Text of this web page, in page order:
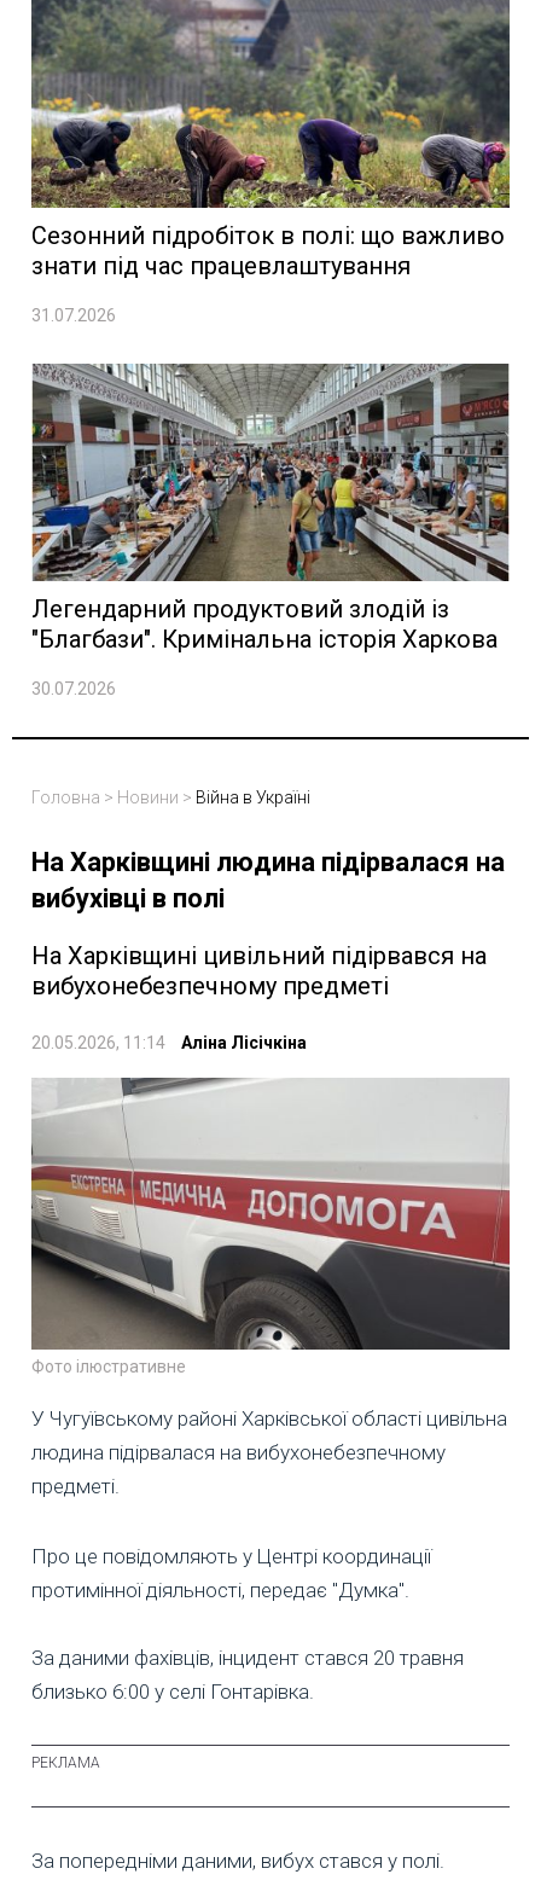
Сезонний підробіток в полі: що важливо
знати під час працевлаштування
31.07.2026
Легендарний продуктовий злодій із
"Благбази". Кримінальна історія Харкова
30.07.2026
Головна > Новини > Війна в Україні
На Харківщині людина підірвалася на
вибухівці в полі
На Харківщині цивільний підірвався на
вибухонебезпечному предметі
20.05.2026, 11:14 Аліна Лісічкіна
Фото ілюстративне
У Чугуївському районі Харківської області цивільна
людина підірвалася на вибухонебезпечному
предметі.
Про це повідомляють у Центрі координації
протимінної діяльності, передає "Думка".
За даними фахівців, інцидент стався 20 травня
близько 6:00 у селі Гонтарівка.
За попередніми даними, вибух стався у полі.